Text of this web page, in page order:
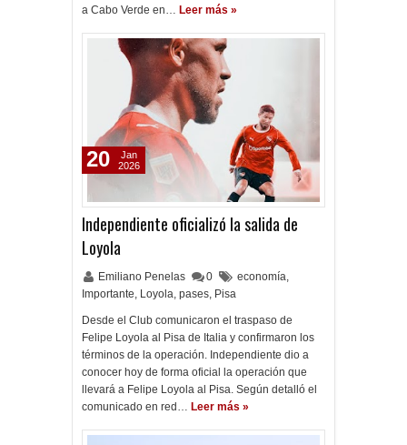
a Cabo Verde en… Leer más »
Independiente oficializó la salida de
Loyola
Emiliano Penelas 0 economía,
Importante, Loyola, pases, Pisa
Desde el Club comunicaron el traspaso de
Felipe Loyola al Pisa de Italia y confirmaron los
términos de la operación. Independiente dio a
conocer hoy de forma oficial la operación que
llevará a Felipe Loyola al Pisa. Según detalló el
comunicado en red… Leer más »
20
Jan
2026